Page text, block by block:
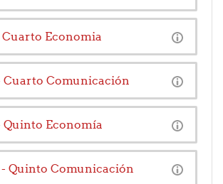
Cuarto Economia
Cuarto Comunicación
Quinto Economía
- Quinto Comunicación